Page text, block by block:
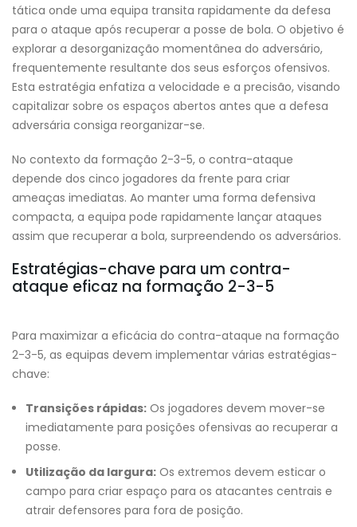
tática onde uma equipa transita rapidamente da defesa
para o ataque após recuperar a posse de bola. O objetivo é
explorar a desorganização momentânea do adversário,
frequentemente resultante dos seus esforços ofensivos.
Esta estratégia enfatiza a velocidade e a precisão, visando
capitalizar sobre os espaços abertos antes que a defesa
adversária consiga reorganizar-se.
No contexto da formação 2-3-5, o contra-ataque
depende dos cinco jogadores da frente para criar
ameaças imediatas. Ao manter uma forma defensiva
compacta, a equipa pode rapidamente lançar ataques
assim que recuperar a bola, surpreendendo os adversários.
Estratégias-chave para um contra-
ataque eficaz na formação 2-3-5
Para maximizar a eficácia do contra-ataque na formação
2-3-5, as equipas devem implementar várias estratégias-
chave:
Transições rápidas: Os jogadores devem mover-se
imediatamente para posições ofensivas ao recuperar a
posse.
Utilização da largura: Os extremos devem esticar o
campo para criar espaço para os atacantes centrais e
atrair defensores para fora de posição.